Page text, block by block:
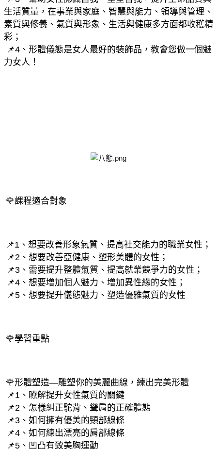
生活質量，在事業與家庭、智慧與能力、領導與管理、
素質與修養、氣質與形象、生活與健康多方面都收穫精
彩；
力女人！
🌹課程適合對象
📌1、想要改善形象氣質、提高社交能力的職業女性；
📌2、想要改善亞健康、塑形美體的女性；
📌3、需要提升整體氣質、提高就業競爭力的女性；
📌4、想要增加個人魅力、增加異性緣的女性；
📌5、想要提升儀態魅力、塑造優雅氣質的女性
🌹學習重點
🌹形體塑造—雕塑你的美麗曲線，練出完美形體
📌1、瞭解提升女性氣質的關鍵
📌2、怎樣糾正駝背、聳肩的正確體態
📌3、如何擁有優美的頸部線條
📌4、如何練出漂亮的肩部線條
📌5、凹凸有致美胸運動